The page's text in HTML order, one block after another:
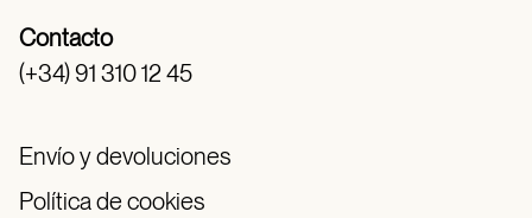
Contacto
(+34) 91 310 12 45
Envío y devoluciones
Política de cookies